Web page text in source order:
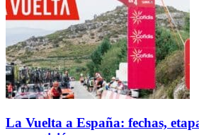
La Vuelta a España: fechas,